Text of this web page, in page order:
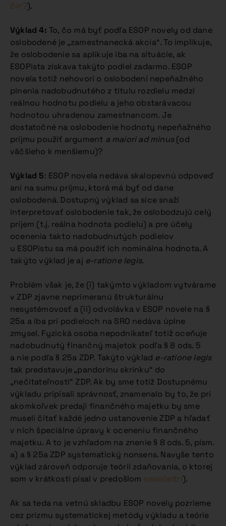
čin?).
Výklad 4: To, čo má byť podľa ESOP novely od dane
oslobodené je „zamestnanecká akcia“. To implikuje,
že oslobodenie sa aplikuje iba na situácie, ak
ESOPista získava takýto podiel zadarmo. ESOP
novela totiž nehovorí o oslobodení nepeňažného
plnenia nadobudnutého z titulu rozdielu medzi
reálnou hodnotu podielu a jeho obstarávacou
hodnotou uhradenou zamestnancom. Je
dostatočné na oslobodenie hodnoty nepeňažného
príjmu použiť argument a maiori ad minus(od
väčšieho k menšiemu)?
Výklad 5: ESOP novela nedáva skalopevnú odpoveď
ani na sumu príjmu, ktorá má byť od dane
oslobodená. Dostupný výklad sa síce snaží
interpretovať oslobodenie tak, že oslobodzujú celý
príjem (t.j. reálna hodnota podielu) a pre účely
ocenenia takto nadobudnutých podielov
u ESOPistu sa má použiť ich nominálna hodnota. A
takýto výklad je aj e-ratione legis.
Problém však je, že (i) takýmto výkladom vytvárame
v ZDP zjavne neprimeranú štrukturálnu
nesystémovosť a (ii) odvolávka v ESOP novele na §
25a a iba pri podieloch na SRO nedáva úplne
zmysel. Fyzická osoba nepodnikateľ totiž oceňuje
nadobudnutý finančný majetok podľa § 8 ods. 5
a nie podľa § 25a ZDP. Takýto výklad e-ratione legis
tak predstavuje „pandorinu skrinku“ do
„nečitateľnosti“ ZDP. Ak by sme totiž Dostupnému
výkladu pripísali správnosť, znamenalo by to, že pri
akomkoľvek predaji finančného majetku by sme
museli čítať každé jedno ustanovenie ZDP a hľadať
v nich špeciálne úpravy k oceneniu finančného
majetku. A to je vzhľadom na znenie § 8 ods. 5, písm.
a) a § 25a ZDP systematický nonsens. Navyše tento
výklad zároveň odporuje teórií zdaňovania, o ktorej
som v krátkosti písal v predošlom newslettri).
Ak sa teda na vetnú skladbu ESOP novely pozrieme
cez prizmu systematickej metódy výkladu a teórie